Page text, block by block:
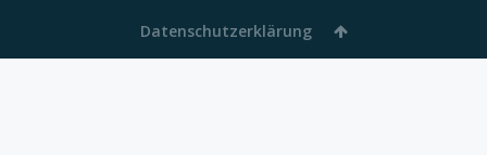
Datenschutzerklärung